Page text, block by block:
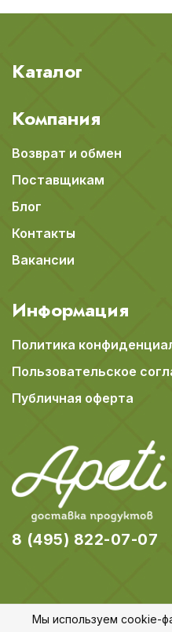
Каталог
Компания
Возврат и обмен
Поставщикам
Блог
Контакты
Вакансии
Информация
Политика
Пользовательское
Публичная оферта
8 (495) 822-07-07
Мы используем cookie-